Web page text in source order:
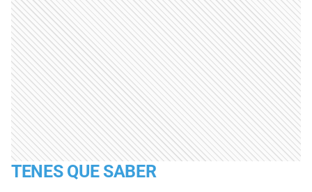
TENES QUE SABER